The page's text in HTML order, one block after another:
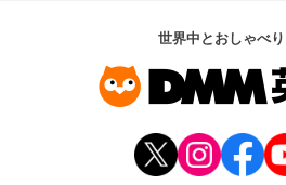
世界中とおしゃべ